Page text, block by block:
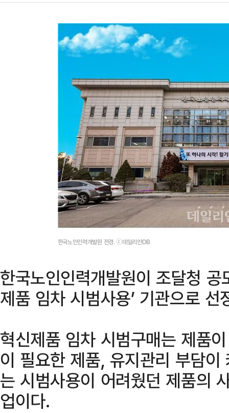
한국노인인력개발원 전경. ⓒ데일리안DB
한국노인인력개발원이 조달청
제품 임차 시범사용’ 기관으로 선
혁신제품 임차 시범구매는 제품
이 필요한 제품, 유지관리 부담
는 시범사용이 어려웠던 제품의
업이다.